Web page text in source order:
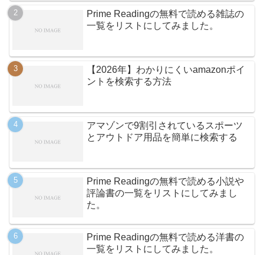
Prime Readingの無料で読める雑誌の
一覧をリストにしてみました。
【2026年】わかりにくいamazonポイ
ントを検索する方法
アマゾンで9割引されているスポーツ
とアウトドア用品を簡単に検索する
Prime Readingの無料で読める小説や
評論書の一覧をリストにしてみまし
た。
Prime Readingの無料で読める洋書の
一覧をリストにしてみました。